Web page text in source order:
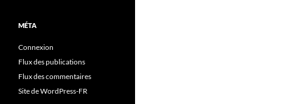
MÉTA
Connexion
Flux des publications
Flux des commentaires
Site de WordPress-FR